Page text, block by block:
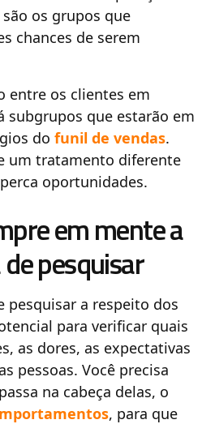
os grupos que
chances de serem
entre os clientes em
subgrupos que estarão em
dofunil de vendas.
um tratamento diferente
oportunidades.
em mente a
pesquisar
a respeito dos
para verificar quais
as dores, as expectativas
pessoas. Você precisa
na cabeça delas, o
, para que